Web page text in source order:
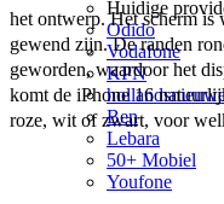
Huidige
Odido
Vodafone
KPN
Ben
Lebara
50+ Mobiel
Youfone
het ontwerp. Het scherm
gewend zijn. De randen
geworden, waardoor het
komt de iPhone 16
roze, wit of zwart, voor